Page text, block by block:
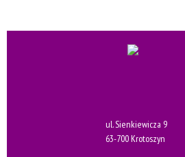
ul. Sienkiewicza 9
63-700 Krotoszyn